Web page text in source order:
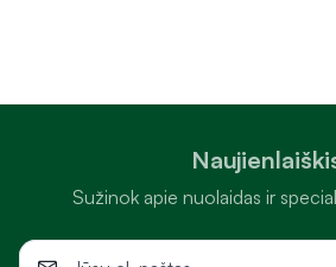
Sužinok apie nuolaidas ir